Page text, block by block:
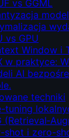
vs GGML
vs GPU
Window i
w praktyce:
AI
techniki
tuning
shot i zero-